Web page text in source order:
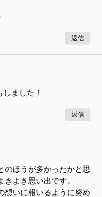
返信
ました！
返信
のほうが多かったかと思
よき思い出です。
いに報いるように努め